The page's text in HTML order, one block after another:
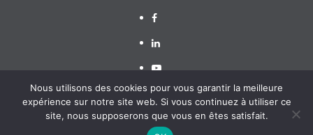
Facebook
LinkedIn
Youtube
Grand Besançon Métropole 2020 ©|CoverNewspar AF
Nous utilisons des cookies pour vous garantir la meilleure
expérience sur notre site web. Si vous continuez à utiliser ce
site, nous supposerons que vous en êtes satisfait.